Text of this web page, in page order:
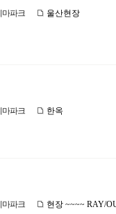
마파크 울산현장
마파크 한옥
마파크 현장 ~~~~ RAY/